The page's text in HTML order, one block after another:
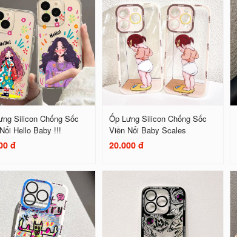
Silicon Chống Sốc
Hello Baby !!!
đ
Ốp Lưng Silicon Chống Sốc
Viền Nổi Baby Scales
20.000 đ